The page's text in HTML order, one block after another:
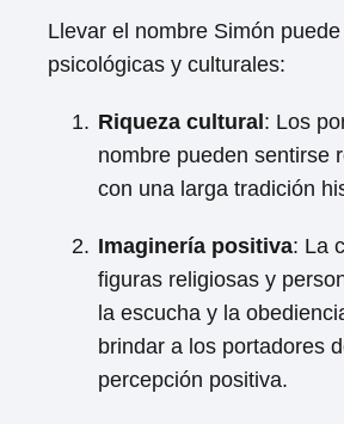
Llevar el nombre Simón
psicológicas y culturales:
Riqueza cultural : Los
nombre pueden sentirse
con una larga tradición
Imaginería positiva: La
figuras religiosas y
la escucha y la
brindar a los portadores
percepción positiva.